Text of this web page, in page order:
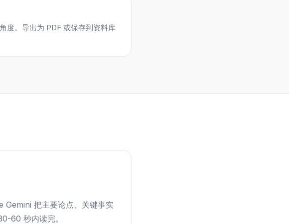
度。导出为 PDF 或保存到资料库
把主要论点、关键事实
60 秒内读完。